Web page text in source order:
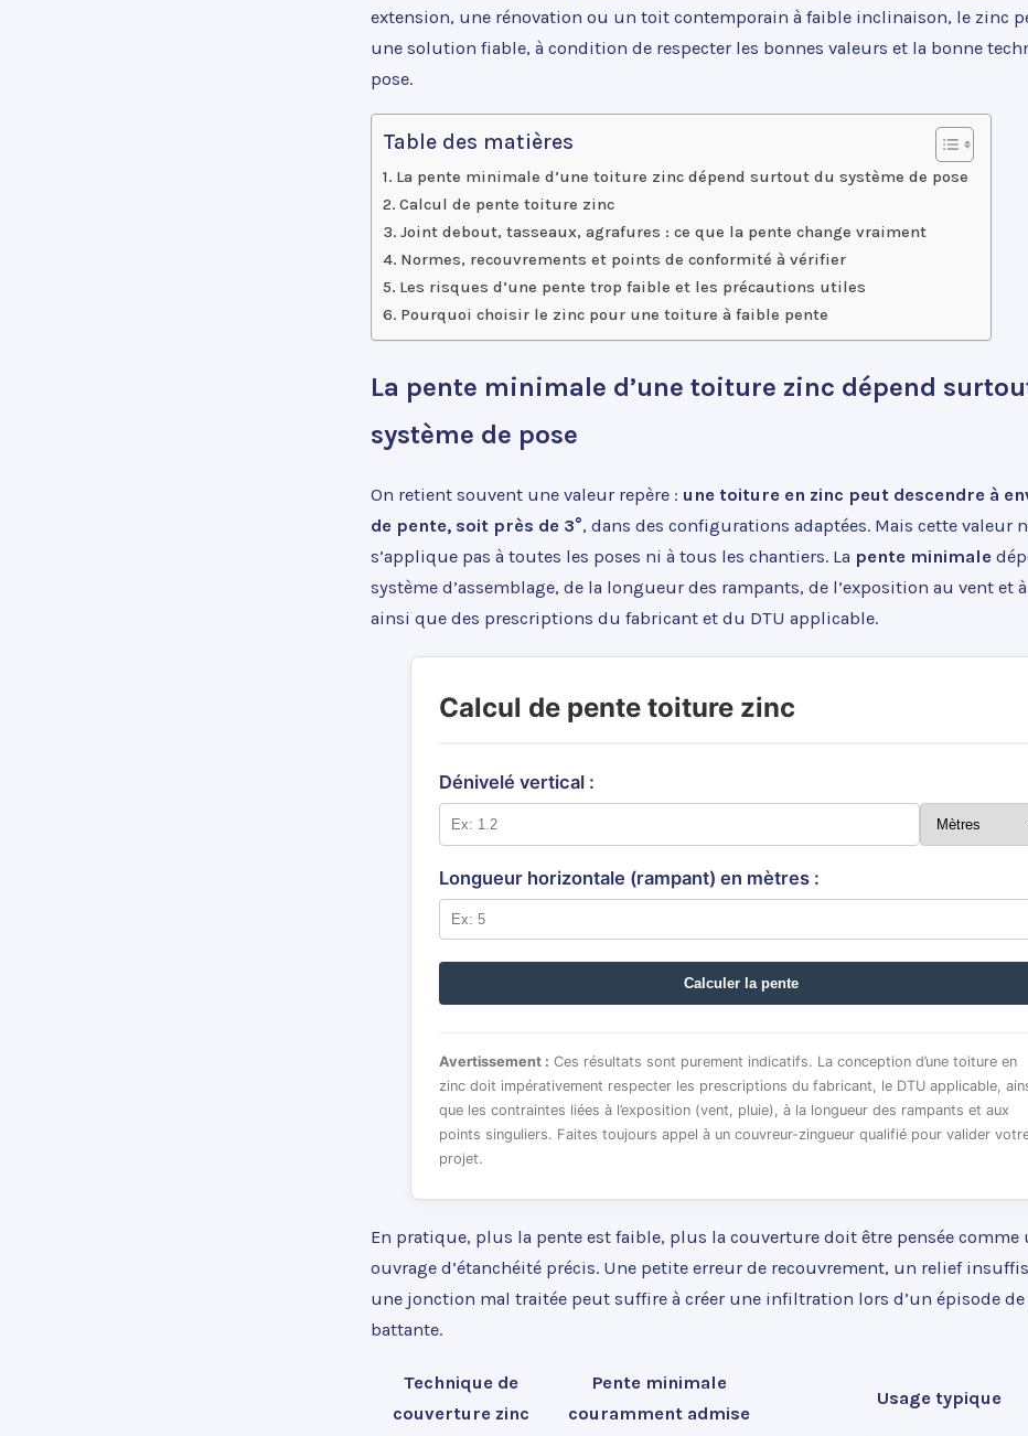
extension, une rénovation ou un toit contemporain à faible inclinaison, le zinc
une solution fiable, à condition de respecter les bonnes valeurs et la bonne
pose.
Table des matières
La pente minimale d’une toiture zinc dépend surtout du système de pose
Calcul de pente toiture zinc
Joint debout, tasseaux, agrafures : ce que la pente change vraiment
Normes, recouvrements et points de conformité à vérifier
Les risques d’une pente trop faible et les précautions utiles
Pourquoi choisir le zinc pour une toiture à faible pente
La pente minimale d’une toiture zinc dépend
système de pose
On retient souvent une valeur repère : une toiture en zinc peut descendre à
de pente, soit près de 3°, dans des configurations adaptées. Mais cette valeur
s’applique pas à toutes les poses ni à tous les chantiers. La pente minimale
système d’assemblage, de la longueur des rampants, de l’exposition au vent et
ainsi que des prescriptions du fabricant et du DTU applicable.
Calcul de pente toiture zinc
Dénivelé vertical :
Longueur horizontale (rampant) en mètres :
Calculer la pente
Avertissement : Ces résultats sont purement indicatifs. La conception d’une toiture en
zinc doit impérativement respecter les prescriptions du fabricant, le DTU applicable,
que les contraintes liées à l’exposition (vent, pluie), à la longueur des rampants et aux
points singuliers. Faites toujours appel à un couvreur-zingueur qualifié pour valider
projet.
En pratique, plus la pente est faible, plus la couverture doit être pensée comme
ouvrage d’étanchéité précis. Une petite erreur de recouvrement, un relief
une jonction mal traitée peut suffire à créer une infiltration lors d’un épisode
battante.
Technique de
couverture zinc
Pente minimale
couramment admise
Usage typique